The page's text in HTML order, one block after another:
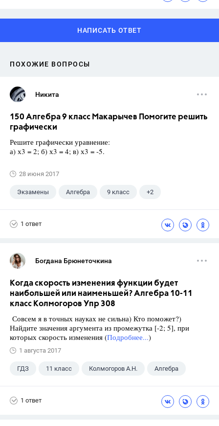
НАПИСАТЬ ОТВЕТ
ПОХОЖИЕ ВОПРОСЫ
Никита
150 Алгебра 9 класс Макарычев Помогите решить
графически
Решите графически уравнение:
а) х3 = 2; б) х3 = 4; в) х3 = -5.
28 июня 2017
Экзамены Алгебра 9 класс +2
1 ответ
Богдана Брюнеточкина
Когда скорость изменения функции будет
наибольшей или наименьшей? Алгебра 10-11
класс Колмогоров Упр 308
Совсем я в точных науках не сильна) Кто поможет?)
Найдите значения аргумента из промежутка [-2; 5], при
которых скорость изменения (Подробнее...)
1 августа 2017
ГДЗ 11 класс Колмогоров А.Н. Алгебра
1 ответ